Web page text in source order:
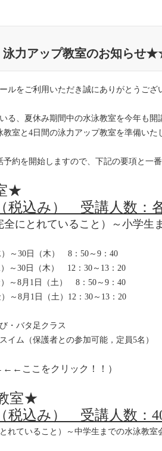
力アップ教室のお知らせ
ルをご利用いただき誠にありがとうござ
る、夏休み期間中の水泳教室を今年も開
教室と4日間の泳力アップ教室を準備いた
予約を開始しますので、下記の要項と一
★
税込み） 受講人数：
にとれていること）～小学生
～30日（木） 8：50～9：40
～30日（木） 12：30～13：20
～8月1日（土） 8：50～9：40
～8月1日（土）12：30～13：20
バタ足クラス
ム（保護者との参加可能，定員5名）
ここをクリック！！）
室★
税込み） 受講人数：
れていること）～中学生までの水泳教室